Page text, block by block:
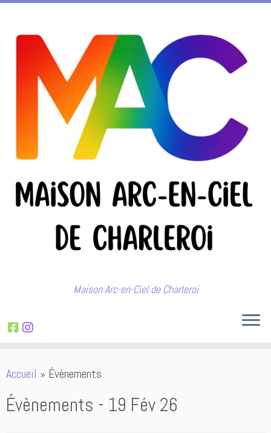
au
contenu
Maison Arc-en-Ciel de Charleroi
Accueil » Évènements
Évènements - 19 Fév 26